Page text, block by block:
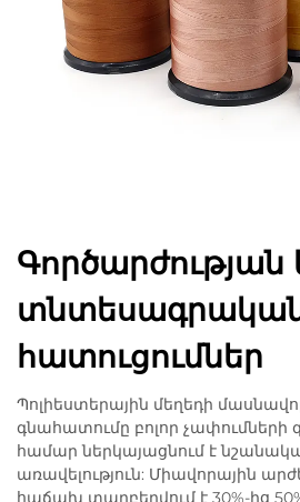
Գործարժության
հատուցումներ
Պոլիեստերային մեղեդի
գնահատումը բոլոր չափումների
համար ներկայացնում է
առավելություն: Միավորային
հաճախ տարբերվում է 30%-ից